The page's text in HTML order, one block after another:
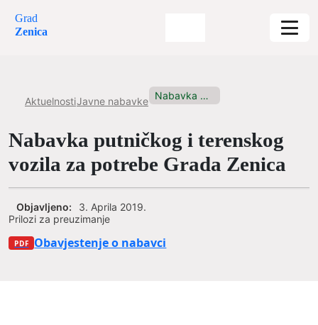
Grad
Zenica
AktuelnostiJavne nabavke Nabavka putničkog i terenskog vozila...
Nabavka putničkog i terenskog
vozila za potrebe Grada Zenica
Prilozi za preuzimanje
Obavjestenje o nabavci
Objavljeno: 3. Aprila 2019.